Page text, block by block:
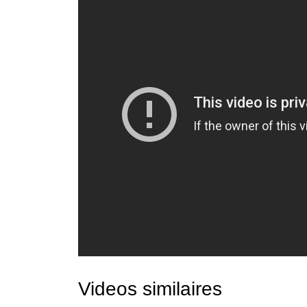
Videos similaires